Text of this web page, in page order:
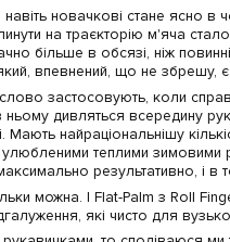
новачкові стане ясно
на траєкторію м'яча
більше в обсязі, ніж
впевнений, що не
застосовують, коли
дивляться всередину
Мають найраціональнішу
теплими зимовими
результативно, і
можна. І Flat-Palm з Roll
які чисто для